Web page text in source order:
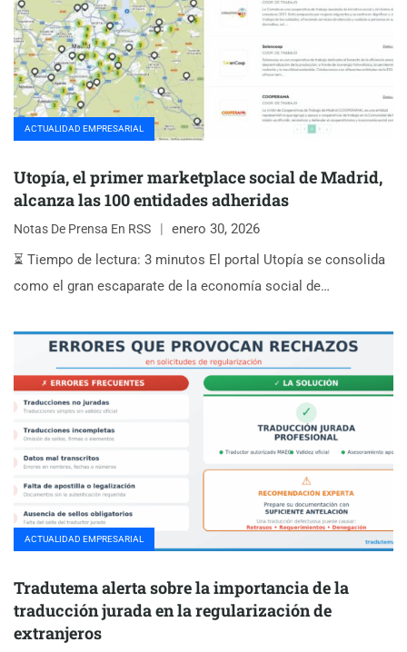
ACTUALIDAD EMPRESARIAL
Utopía, el primer marketplace social de Madrid,
alcanza las 100 entidades adheridas
Notas De Prensa En RSS
enero 30, 2026
⏳ Tiempo de lectura: 3 minutos El portal Utopía se consolida
como el gran escaparate de la economía social de…
ACTUALIDAD EMPRESARIAL
Tradutema alerta sobre la importancia de la
traducción jurada en la regularización de
extranjeros